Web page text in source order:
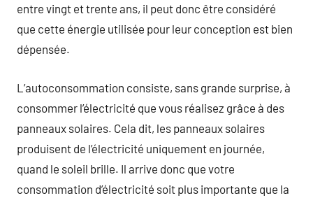
entre vingt et trente ans, il peut donc être considéré
que cette énergie utilisée pour leur conception est bien
dépensée.
L’autoconsommation consiste, sans grande surprise, à
consommer l’électricité que vous réalisez grâce à des
panneaux solaires. Cela dit, les panneaux solaires
produisent de l’électricité uniquement en journée,
quand le soleil brille. Il arrive donc que votre
consommation d’électricité soit plus importante que la